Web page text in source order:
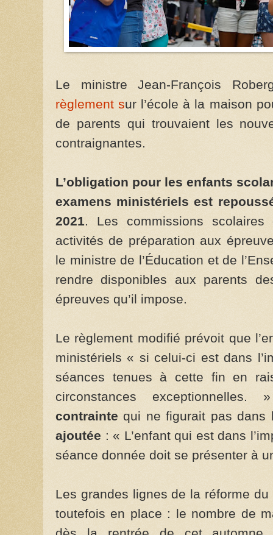
Le ministre Jean-François
règlement sur l’école à la maison
de parents qui trouvaient les
contraignantes.
L’obligation pour les enfants
examens ministériels est
2021. Les commissions scolaires
activités de préparation aux
le ministre de l’Éducation et de
rendre disponibles aux parents
épreuves qu’il impose.
Le règlement modifié prévoit que
ministériels « si celui-ci est dans
séances tenues à cette fin en
circonstances
contrainte qui ne figurait pas
ajoutée : « L’enfant qui est dans
séance donnée doit se présenter à
Les grandes lignes de la réforme
toutefois en place : le nombre de